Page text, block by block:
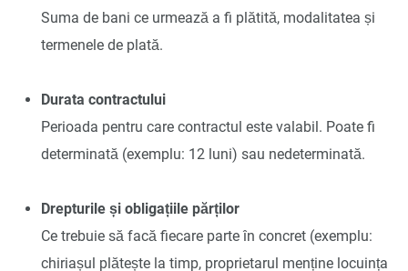
Suma de bani ce urmează a fi plătită, modalitatea și
termenele de plată.
Durata contractului
Perioada pentru care contractul este valabil. Poate fi
determinată (exemplu: 12 luni) sau nedeterminată.
Drepturile și obligațiile părților
Ce trebuie să facă fiecare parte în concret (exemplu:
chiriașul plătește la timp, proprietarul menține locuința